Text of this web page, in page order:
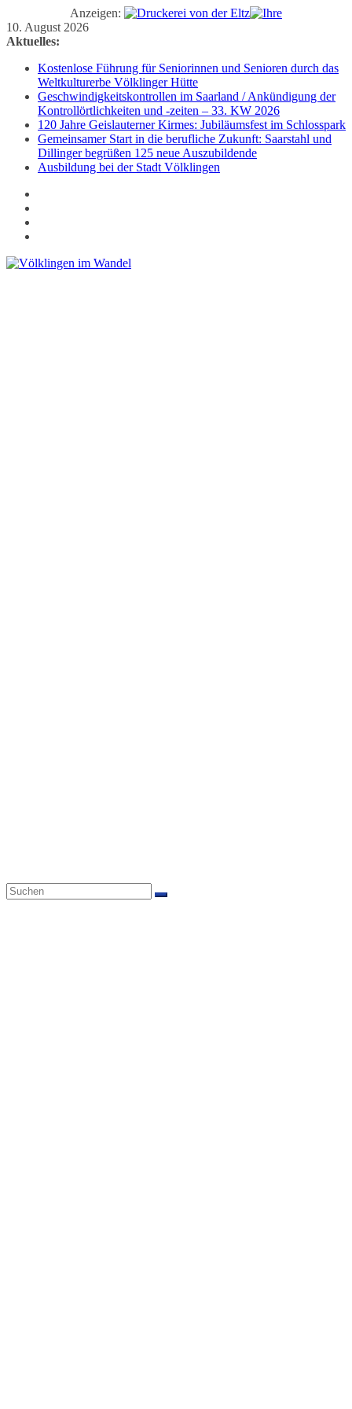
Anzeigen:
Zum
Inhalt
10. August 2026
Aktuelles:
Kostenlose Führung für Seniorinnen und Senioren durch das
Weltkulturerbe Völklinger Hütte
Geschwindigkeitskontrollen im Saarland / Ankündigung der
Kontrollörtlichkeiten und -zeiten – 33. KW 2026
120 Jahre Geislauterner Kirmes: Jubiläumsfest im Schlosspark
Gemeinsamer Start in die berufliche Zukunft: Saarstahl und
Dillinger begrüßen 125 neue Auszubildende
Ausbildung bei der Stadt Völklingen